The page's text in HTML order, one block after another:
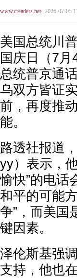
www.creaders.net| 2026-07-05
美国总统川
国庆日（7
总统普京通
乌双方皆证
前，再度推
能。
路透社报道
yy）表示，
愉快”的电话
和平的可能
争”，而美国
键因素。
泽伦斯基强
支持，他也